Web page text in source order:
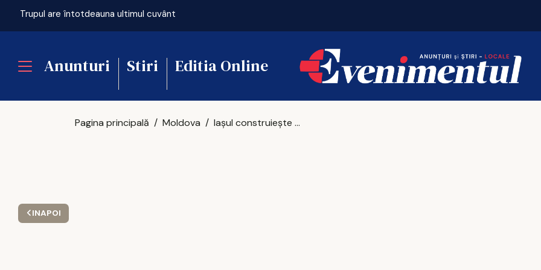
Trupul are întotdeauna ultimul cuvânt
Anunturi Stiri Editia Online
INAPOI
Pagina principală Moldova Iașul construiește peste 13.000 de apartamente!